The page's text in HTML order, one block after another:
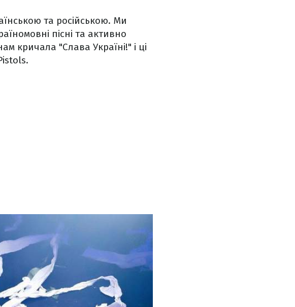
та російською. Ми
пісні та активно
кричала "Слава Україні!" і ці